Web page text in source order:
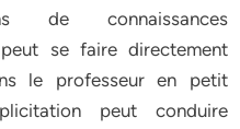
de connaissances
se faire directement
le professeur en petit
peut conduire